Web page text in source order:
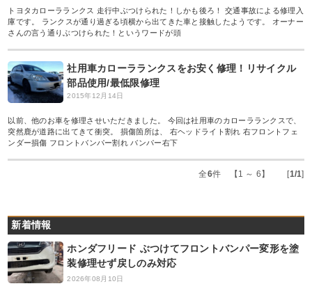
トヨタカローラランクス 走行中ぶつけられた！しかも後ろ！ 交通事故による修理入
庫です。 ランクスが通り過ぎる頃横から出てきた車と接触したようです。 オーナー
さんの言う通りぶつけられた！というワードが頭
社用車カローラランクスをお安く修理！リサイクル
部品使用/最低限修理
2015年12月14日
以前、他のお車を修理させいただきました。 今回は社用車のカローラランクスで、
突然鹿が道路に出てきて衝突。 損傷箇所は、 右ヘッドライト割れ 右フロントフェ
ンダー損傷 フロントバンパー割れ バンパー右下
全6件 【1 ～ 6】 [1/1]
新着情報
ホンダフリード ぶつけてフロントバンパー変形を塗
装修理せず戻しのみ対応
2026年08月10日